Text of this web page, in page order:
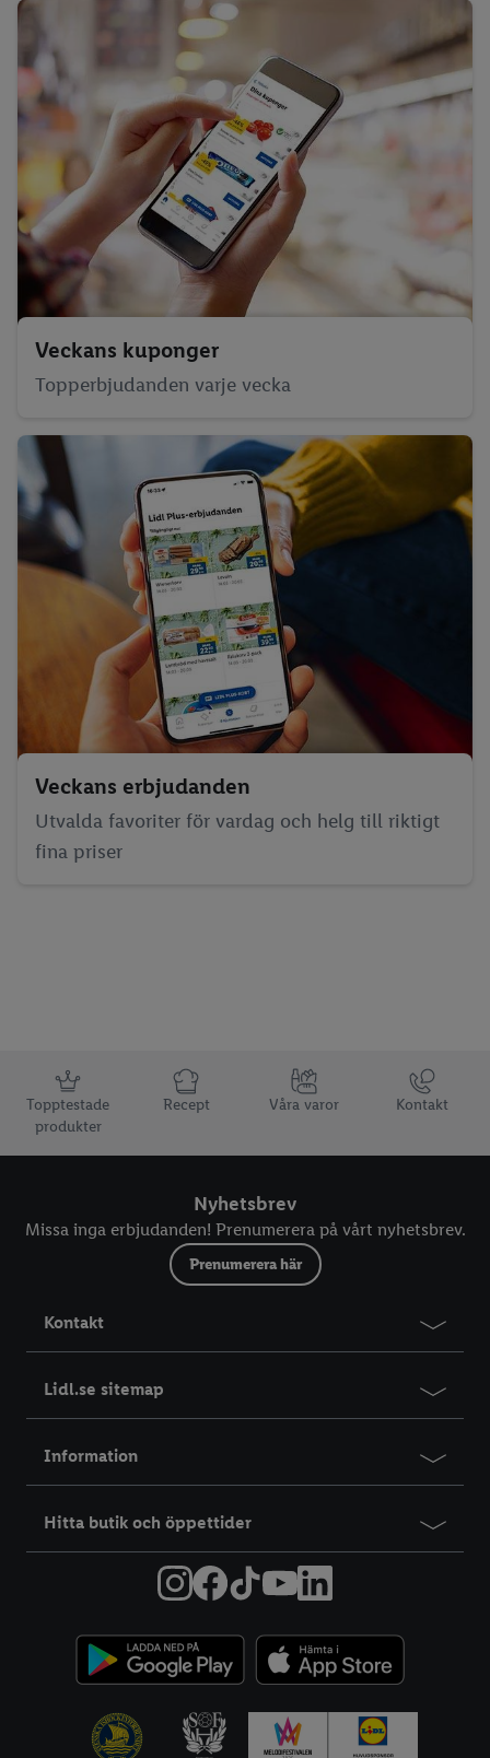
Veckans kuponger
Topperbjudanden varje vecka
Veckans erbjudanden
Utvalda favoriter för vardag och helg till riktigt
fina priser
Information
Topptestade
produkter
Recept Våra varor Kontakt
Nyhetsbrev
Missa inga erbjudanden! Prenumerera på vårt nyhetsbrev.
Prenumerera här
Kontakt
Lidl.se sitemap
Information
Hitta butik och öppettider